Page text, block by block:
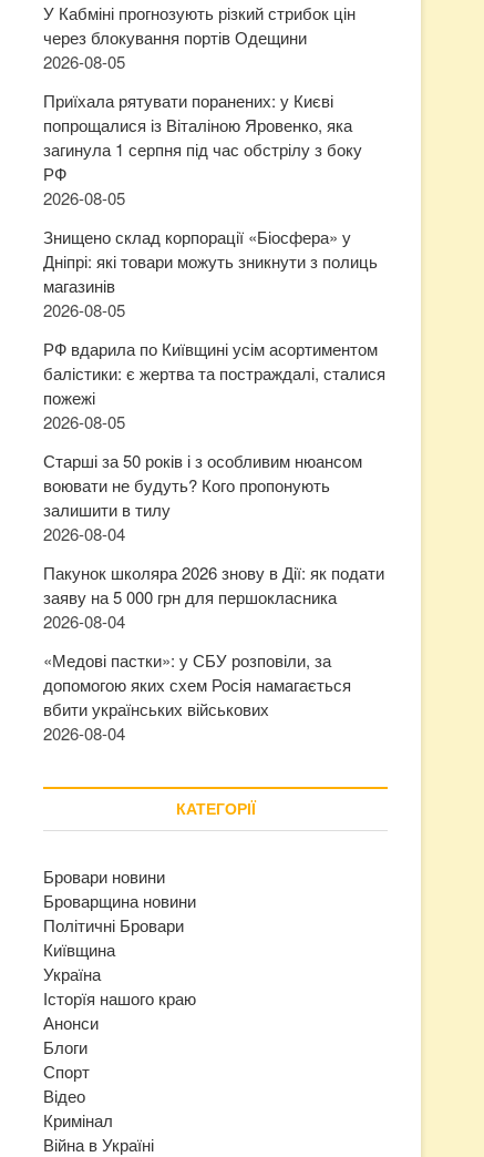
У Кабміні прогнозують різкий стрибок цін
через блокування портів Одещини
2026-08-05
Приїхала рятувати поранених: у Києві
попрощалися із Віталіною Яровенко, яка
загинула 1 серпня під час обстрілу з боку
РФ
2026-08-05
Знищено склад корпорації «Біосфера» у
Дніпрі: які товари можуть зникнути з полиць
магазинів
2026-08-05
РФ вдарила по Київщині усім асортиментом
балістики: є жертва та постраждалі, сталися
пожежі
2026-08-05
Старші за 50 років і з особливим нюансом
воювати не будуть? Кого пропонують
залишити в тилу
2026-08-04
Пакунок школяра 2026 знову в Дії: як подати
заяву на 5 000 грн для першокласника
2026-08-04
«Медові пастки»: у СБУ розповіли, за
допомогою яких схем Росія намагається
вбити українських військових
2026-08-04
КАТЕГОРІЇ
Бровари новини
Броварщина новини
Політичні Бровари
Київщина
Україна
Історїя нашого краю
Анонси
Блоги
Спорт
Відео
Кримінал
Війна в Україні